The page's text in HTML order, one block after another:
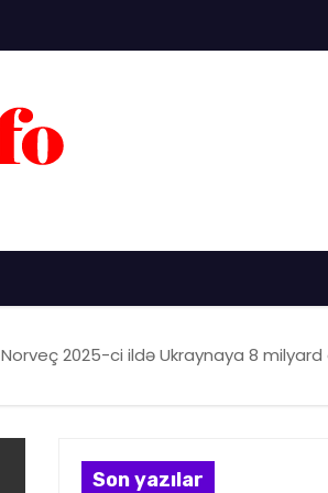
Norveç 2025-ci ildə Ukraynaya 8 milyard
Son yazılar